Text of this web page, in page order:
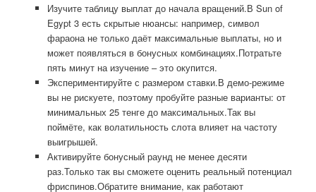
Изучите таблицу выплат до начала вращений.В Sun of
Egypt 3 есть скрытые нюансы: например, символ
фараона не только даёт максимальные выплаты, но и
может появляться в бонусных комбинациях.Потратьте
пять минут на изучение – это окупится.
Экспериментируйте с размером ставки.В демо-режиме
вы не рискуете, поэтому пробуйте разные варианты: от
минимальных 25 тенге до максимальных.Так вы
поймёте, как волатильность слота влияет на частоту
выигрышей.
Активируйте бонусный раунд не менее десяти
раз.Только так вы сможете оценить реальный потенциал
фриспинов.Обратите внимание, как работают